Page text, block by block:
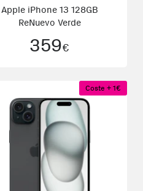
Apple iPhone 13 128GB
ReNuevo Verde
359€
Coste + 1€